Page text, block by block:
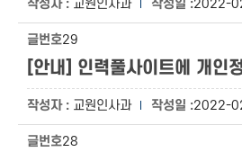
교원인사과 2022-
29
[안내] 인력풀사이트에 개인
교원인사과 2022-
28